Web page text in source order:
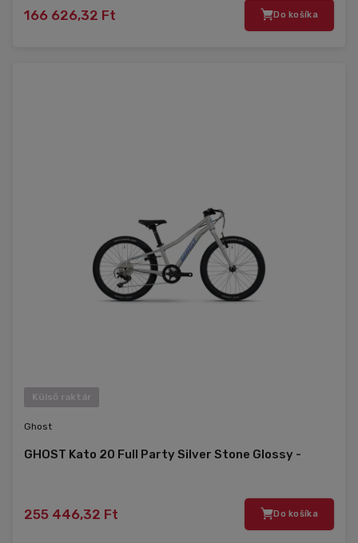
166 626,32 Ft Do košíka
Külső raktár
Ghost
GHOST Kato 20 Full Party Silver Stone Glossy -
255 446,32 Ft Do košíka